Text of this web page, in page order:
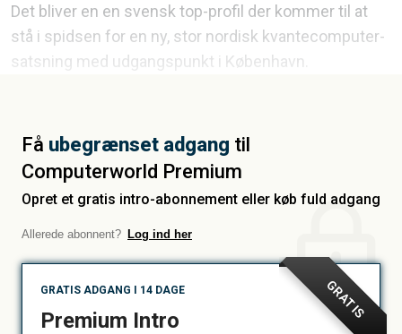
Det bliver en en svensk top-profil der kommer til at
stå i spidsen for en ny, stor nordisk kvantecomputer-
satsning med udgangspunkt i København.
Få ubegrænset adgang til
Computerworld Premium
Opret et gratis intro-abonnement eller køb fuld adgang
Allerede abonnent? Log ind her
GRATIS
GRATIS ADGANG I 14 DAGE
Premium Intro